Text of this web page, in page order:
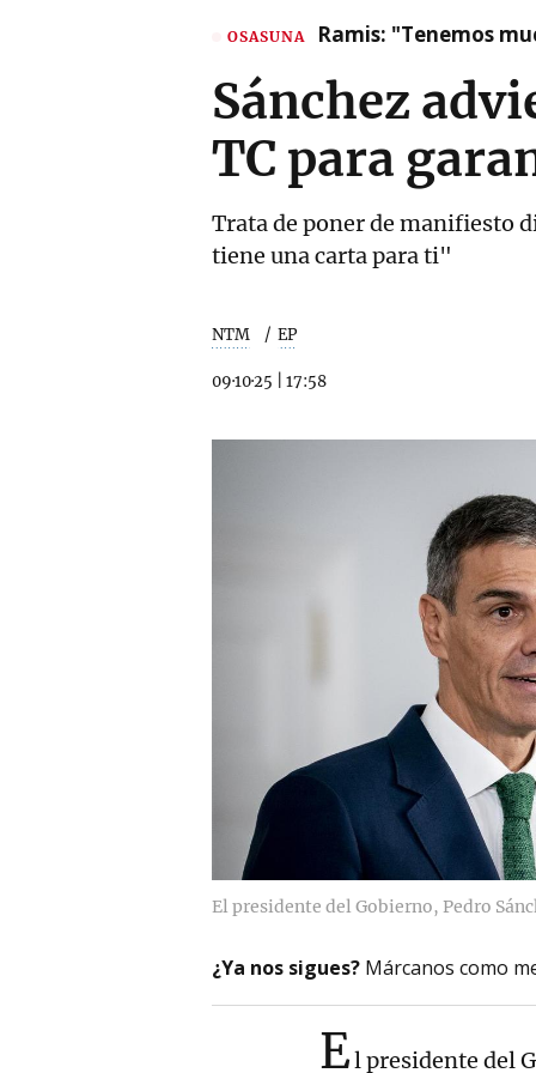
OSASUNA Ramis: "Tenemos
Sánchez
TC para
Trata de poner de manifiesto
tiene una carta para ti"
NTM EP
09·10·25 17:58
El presidente del Gobierno, Pedro
¿Ya nos sigues? Márcanos como
El presidente del